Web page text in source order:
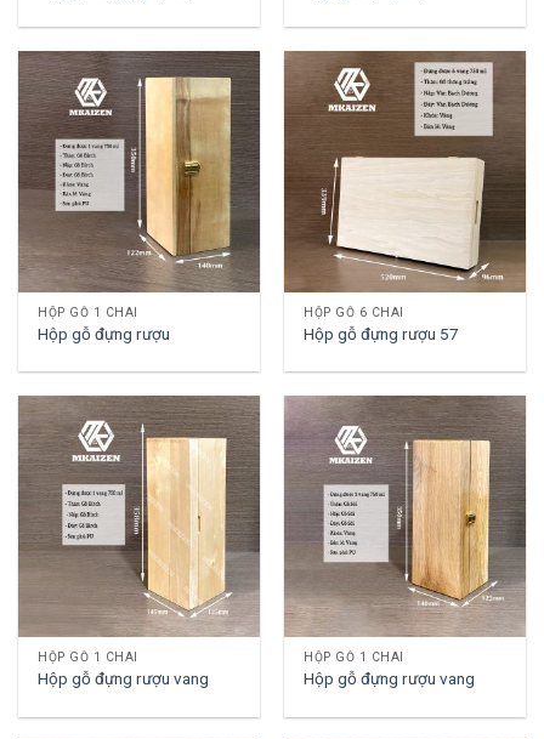
HỘP GỖ 1 CHAI
Hộp gỗ đựng rượu
HỘP GỖ 6 CHAI
Hộp gỗ đựng rượu 57
HỘP GỖ 1 CHAI
Hộp gỗ đựng rượu vang
HỘP GỖ 1 CHAI
Hộp gỗ đựng rượu vang